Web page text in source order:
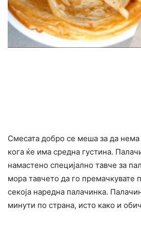
Смесата добро се меша за да нема
кога ќе има средна густина.
намастено специјално тавче за
мора тавчето да го премачкувате
секоја наредна палачинка.
минути по страна, исто како и